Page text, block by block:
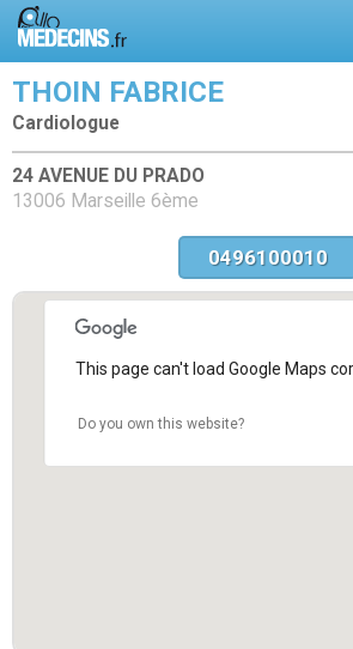
THOIN FABRICE
Cardiologue
24 AVENUE DU PRADO
13006 Marseille 6ème
0496100010
This page can't load Google Maps
Do you own this website?